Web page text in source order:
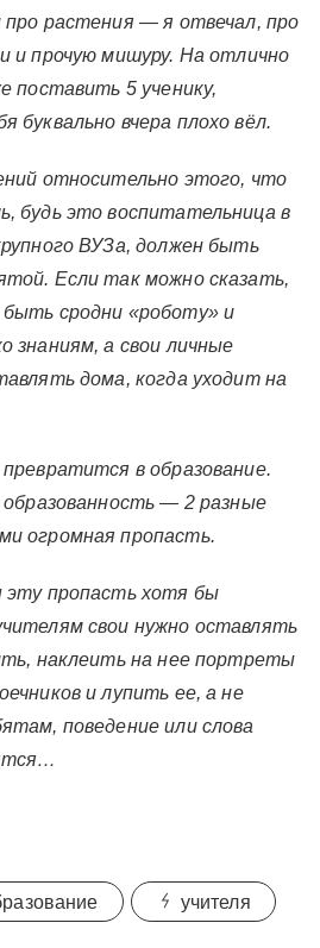
про растения — я отвечал, про
и прочую мишуру. На отлично
поставить 5 ученику,
буквально вчера плохо вёл.
относительно этого, что
будь это воспитательница в
ВУЗа, должен быть
Если так можно сказать,
сродни «роботу» и
знаниям, а свои личные
дома, когда уходит на
в образование.
— 2 разные
огромная пропасть.
пропасть хотя бы
свои нужно оставлять
наклеить на нее портреты
и лупить ее, а не
поведение или слова
учителя